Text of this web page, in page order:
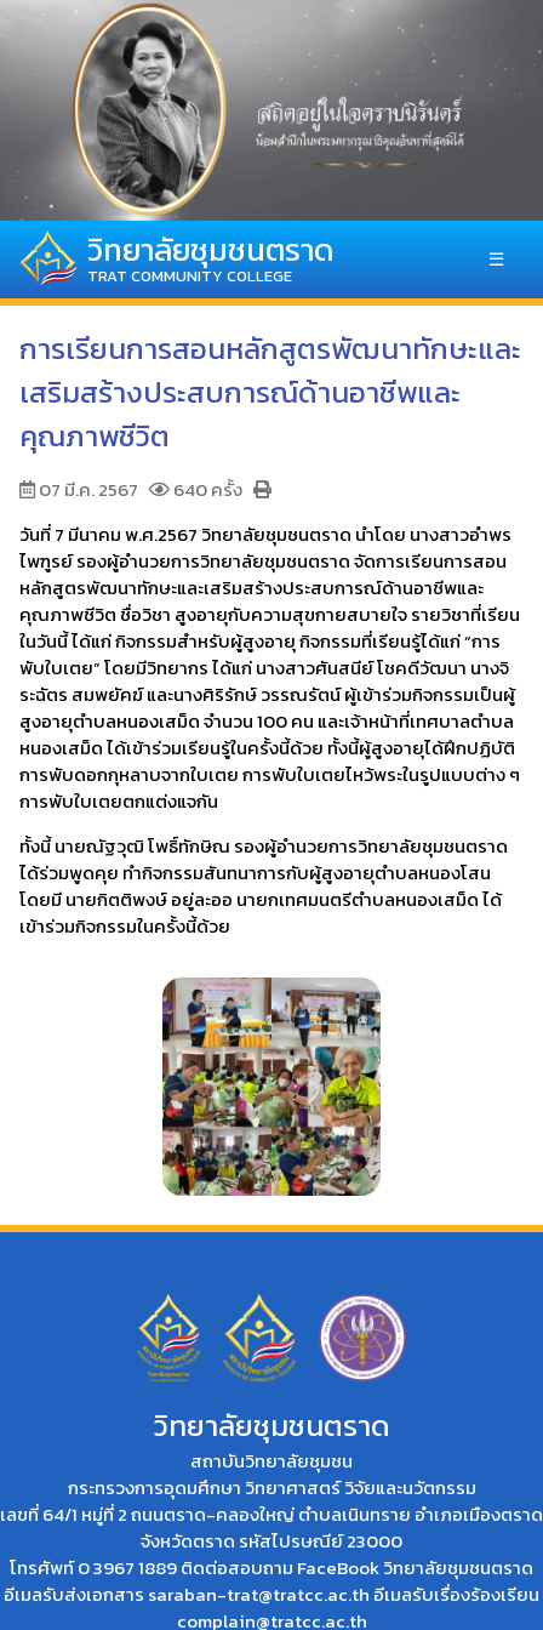
วิทยาลัยชุมชนตราด
TRAT COMMUNITY COLLEGE
☰
การเรียนการสอนหลักสูตรพัฒนาทักษะและ
เสริมสร้างประสบการณ์ด้านอาชีพและ
คุณภาพชีวิต
07 มี.ค. 2567
640 ครั้ง
วันที่ 7 มีนาคม พ.ศ.2567 วิทยาลัยชุมชนตราด นำโดย นางสาวอำพร
ไพฑูรย์ รองผู้อำนวยการวิทยาลัยชุมชนตราด จัดการเรียนการสอน
หลักสูตรพัฒนาทักษะและเสริมสร้างประสบการณ์ด้านอาชีพและ
คุณภาพชีวิต ชื่อวิชา สูงอายุกับความสุขกายสบายใจ รายวิชาที่เรียน
ในวันนี้ ได้แก่ กิจกรรมสำหรับผู้สูงอายุ กิจกรรมที่เรียนรู้ได้แก่ “การ
พับใบเตย” โดยมีวิทยากร ได้แก่ นางสาวศันสนีย์ โชคดีวัฒนา นางจิ
ระฉัตร สมพยัคฆ์ และนางศิริรักษ์ วรรณรัตน์ ผู้เข้าร่วมกิจกรรมเป็นผู้
สูงอายุตำบลหนองเสม็ด จำนวน 100 คน และเจ้าหน้าที่เทศบาลตำบล
หนองเสม็ด ได้เข้าร่วมเรียนรู้ในครั้งนี้ด้วย ทั้งนี้ผู้สูงอายุได้ฝึกปฏิบัติ
การพับดอกกุหลาบจากใบเตย การพับใบเตยไหว้พระในรูปแบบต่าง ๆ
การพับใบเตยตกแต่งแจกัน
ทั้งนี้ นายณัฐวุฒิ โพธิ์ทักษิณ รองผู้อำนวยการวิทยาลัยชุมชนตราด
ได้ร่วมพูดคุย ทำกิจกรรมสันทนาการกับผู้สูงอายุตำบลหนองโสน
โดยมี นายกิตติพงษ์ อยู่ละออ นายกเทศมนตรีตำบลหนองเสม็ด ได้
เข้าร่วมกิจกรรมในครั้งนี้ด้วย
วิทยาลัยชุมชนตราด
สถาบันวิทยาลัยชุมชน
กระทรวงการอุดมศึกษา วิทยาศาสตร์ วิจัยและนวัตกรรม
เลขที่ 64/1 หมู่ที่ 2 ถนนตราด-คลองใหญ่ ตำบลเนินทราย อำเภอเมืองตราด
จังหวัดตราด รหัสไปรษณีย์ 23000
โทรศัพท์ 0 3967 1889 ติดต่อสอบถาม FaceBook วิทยาลัยชุมชนตราด
อีเมลรับส่งเอกสาร saraban-trat@tratcc.ac.th อีเมลรับเรื่องร้องเรียน
complain@tratcc.ac.th